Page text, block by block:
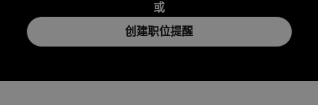
或
创建职位提醒